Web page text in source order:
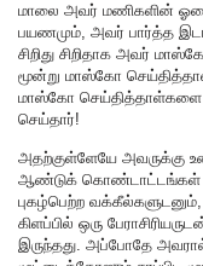
மாலை அவர் மணிகளின்
பயணமும், அவர் பார்த்த
சிறிது சிறிதாக அவர்
மூன்று மாஸ்கோ
மாஸ்கோ செய்தித்தாள்களை
செய்தார்!
அதற்குள்ளேயே அவருக்கு
ஆண்டுக் கொண்டாட்டங்கள்
புகழ்பெற்ற
கிளப்பில் ஒரு
இருந்தது. அப்போதே அவரால்